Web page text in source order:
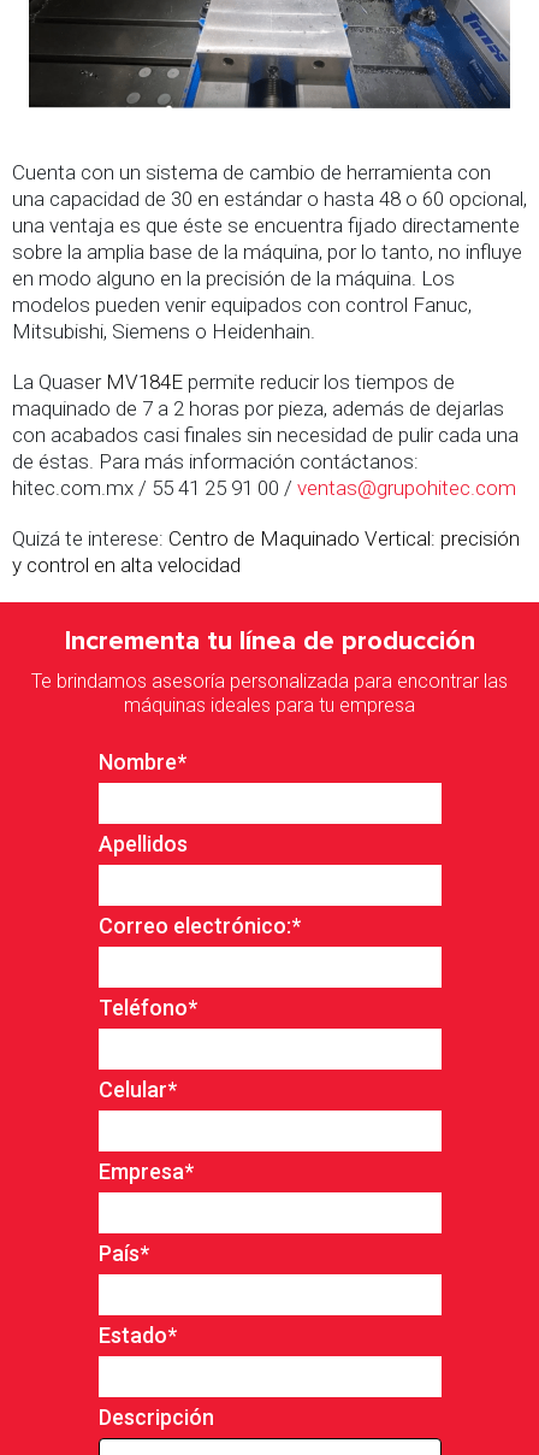
Cuenta con un sistema de cambio de herramienta con
una capacidad de 30 en estándar o hasta 48 o 60 opcional,
una ventaja es que éste se encuentra fijado directamente
sobre la amplia base de la máquina, por lo tanto, no influye
en modo alguno en la precisión de la máquina. Los
modelos pueden venir equipados con control Fanuc,
Mitsubishi, Siemens o Heidenhain.
La Quaser MV184E permite reducir los tiempos de
maquinado de 7 a 2 horas por pieza, además de dejarlas
con acabados casi finales sin necesidad de pulir cada una
de éstas. Para más información contáctanos:
hitec.com.mx / 55 41 25 91 00 / ventas@grupohitec.com
Quizá te interese: Centro de Maquinado Vertical: precisión
y control en alta velocidad
Incrementa tu línea de producción
Te brindamos asesoría personalizada para encontrar las
máquinas ideales para tu empresa
Nombre*
Apellidos
Correo electrónico:*
Teléfono*
Celular*
Empresa*
País*
Estado*
Descripción